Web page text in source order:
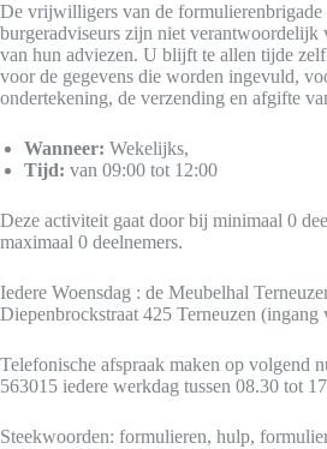
De vrijwilligers van de formulierenbrigade
burgeradviseurs zijn niet verantwoordelijk
van hun adviezen. U blijft te allen tijde
voor de gegevens die worden ingevuld,
ondertekening, de verzending en afgifte
Wanneer: Wekelijks,
Tijd: van 09:00 tot 12:00
Deze activiteit gaat door bij minimaal 0
maximaal 0 deelnemers.
Iedere Woensdag : de Meubelhal
Diepenbrockstraat 425 Terneuzen (ingang
Telefonische afspraak maken op volgend
563015 iedere werkdag tussen 08.30 tot
Steekwoorden: formulieren, hulp,